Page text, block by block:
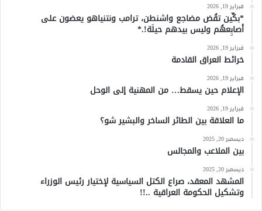
فبراير 19, 2026
*بكِّين تقُض مضاجع واشنطن، ترامب ونتنياهو يعضون على
أصابِعهُم وليس بيدهم حيلَة!.*
فبراير 19, 2026
خرائط العراق القادمة
فبراير 19, 2026
الإعلام حين يسقط… من المهنية إلى الوحل
فبراير 19, 2026
ما العلاقة بين الطائر الساخر والبشير شو؟
ديسمبر 20, 2025
بين الملاعب والمجالس
ديسمبر 20, 2025
المشهد المعقد، صراع الكتل السياسية لإختيار رئيس الوزراء
وتشكيل الحكومة العراقية ..!!